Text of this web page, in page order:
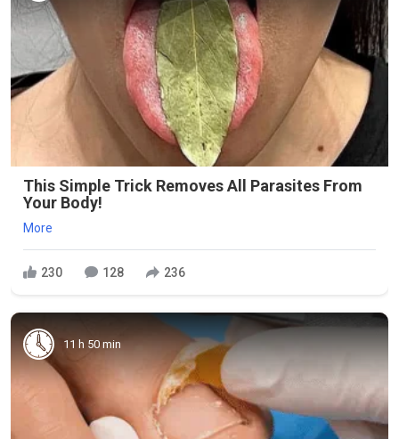
This Simple Trick Removes All Parasites From
Your Body!
More
230 128 236
11 h 50 min